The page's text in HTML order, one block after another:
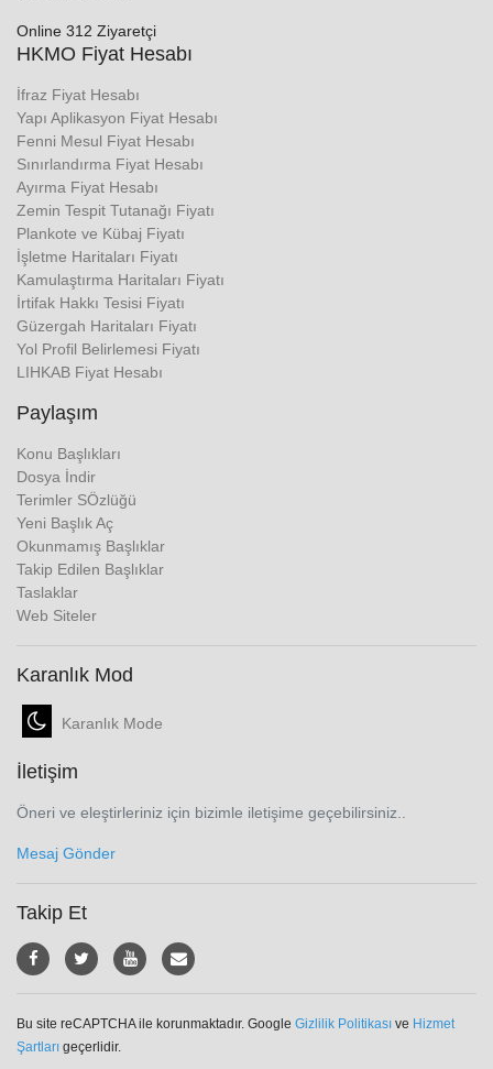
Online 312 Ziyaretçi
HKMO Fiyat Hesabı
İfraz Fiyat Hesabı
Yapı Aplikasyon Fiyat Hesabı
Fenni Mesul Fiyat Hesabı
Sınırlandırma Fiyat Hesabı
Ayırma Fiyat Hesabı
Zemin Tespit Tutanağı Fiyatı
Plankote ve Kübaj Fiyatı
İşletme Haritaları Fiyatı
Kamulaştırma Haritaları Fiyatı
İrtifak Hakkı Tesisi Fiyatı
Güzergah Haritaları Fiyatı
Yol Profil Belirlemesi Fiyatı
LIHKAB Fiyat Hesabı
Paylaşım
Konu Başlıkları
Dosya İndir
Terimler SÖzlüğü
Yeni Başlık Aç
Okunmamış Başlıklar
Takip Edilen Başlıklar
Taslaklar
Web Siteler
Karanlık Mod
Karanlık Mode
İletişim
Öneri ve eleştirleriniz için bizimle iletişime geçebilirsiniz..
Mesaj Gönder
Takip Et
Bu site reCAPTCHA ile korunmaktadır. Google Gizlilik Politikası ve Hizmet
Şartları geçerlidir.